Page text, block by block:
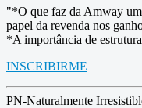
"*O que faz da Amway
papel da revenda nos
*A importância de
INSCRIBIRME
PN-Naturalmente